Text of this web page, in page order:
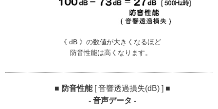
《 dB 》の数値が大きくなるほど
防音性能は高くなります。
■ 防音性能 [ 音響透過損失(dB) ] ■
- 音声データ -